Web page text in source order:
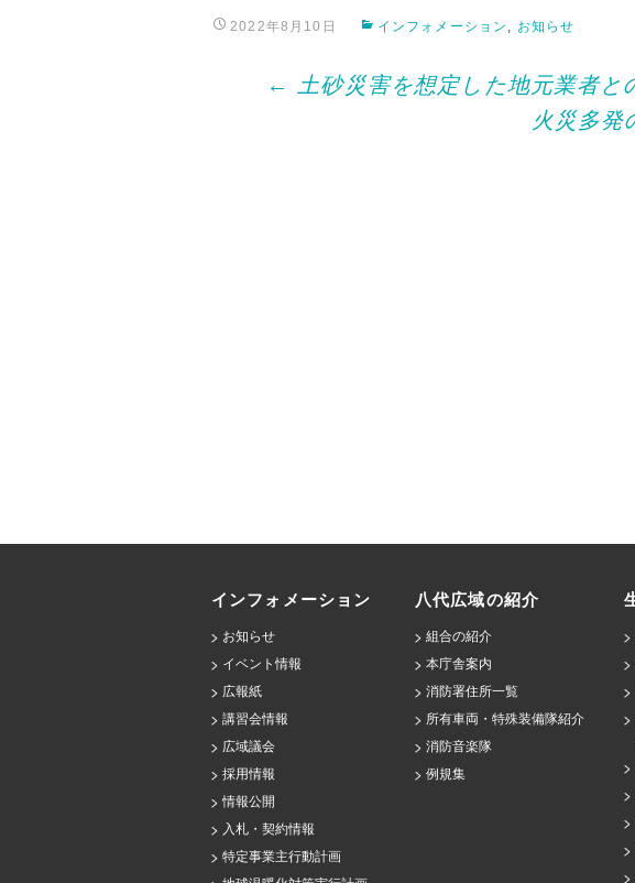
2022年8月10日 インフォメーション , お知らせ
←
土砂災害を想定した地元業者と
火災多発
インフォメーション
お知らせ
イベント情報
広報紙
講習会情報
広域議会
採用情報
情報公開
入札・契約情報
特定事業主行動計画
八代広域の紹介
組合の紹介
本庁舎案内
消防署住所一覧
所有車両・特殊装備隊紹介
消防音楽隊
例規集